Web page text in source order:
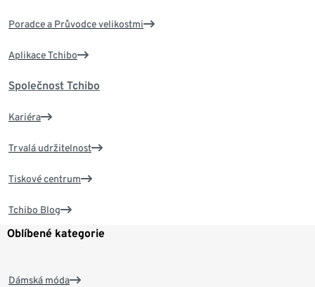
Poradce a Průvodce velikostmi
Aplikace Tchibo
Společnost Tchibo
Kariéra
Trvalá udržitelnost
Tiskové centrum
Tchibo Blog
Oblíbené kategorie
Dámská móda